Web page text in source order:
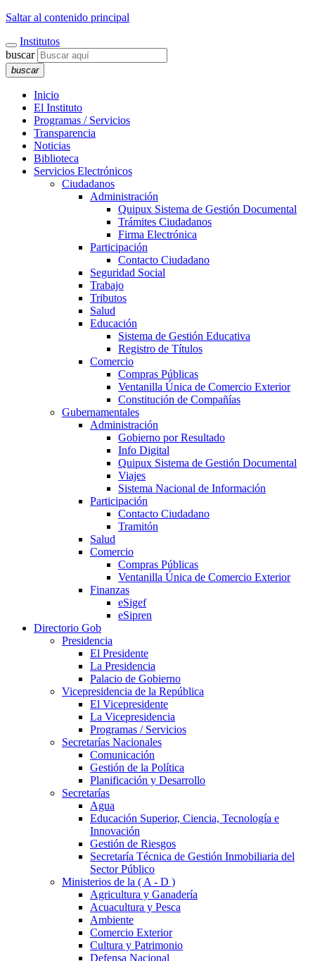
Saltar al contenido principal
Institutos
buscar
buscar
Inicio
El Instituto
Programas / Servicios
Transparencia
Noticias
Biblioteca
Servicios Electrónicos
Ciudadanos
Administración
Quipux Sistema de Gestión Documental
Trámites Ciudadanos
Firma Electrónica
Participación
Contacto Ciudadano
Seguridad Social
Trabajo
Tributos
Salud
Educación
Sistema de Gestión Educativa
Registro de Títulos
Comercio
Compras Públicas
Ventanilla Única de Comercio Exterior
Constitución de Compañías
Gubernamentales
Administración
Gobierno por Resultado
Info Digital
Quipux Sistema de Gestión Documental
Viajes
Sistema Nacional de Información
Participación
Contacto Ciudadano
Tramitón
Salud
Comercio
Compras Públicas
Ventanilla Única de Comercio Exterior
Finanzas
eSigef
eSipren
Directorio Gob
Presidencia
El Presidente
La Presidencia
Palacio de Gobierno
Vicepresidencia de la República
El Vicepresidente
La Vicepresidencia
Programas / Servicios
Secretarías Nacionales
Comunicación
Gestión de la Política
Planificación y Desarrollo
Secretarías
Agua
Educación Superior, Ciencia, Tecnología e
Innovación
Gestión de Riesgos
Secretaría Técnica de Gestión Inmobiliaria del
Sector Público
Ministerios de la ( A - D )
Agricultura y Ganadería
Acuacultura y Pesca
Ambiente
Comercio Exterior
Cultura y Patrimonio
Defensa Nacional